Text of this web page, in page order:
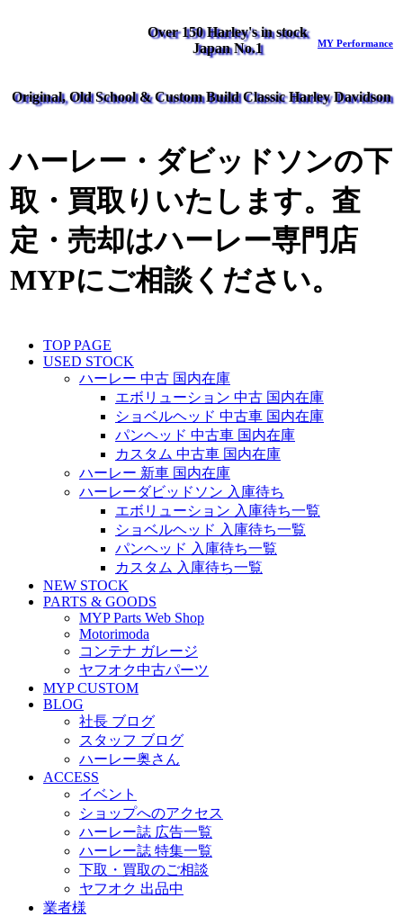
Over 150 Harley's in stock
Japan No.1
MY Performance
Original, Old School & Custom Build Classic Harley Davidson
ハーレー・ダビッドソンの下
取・買取りいたします。査
定・売却はハーレー専門店
MYPにご相談ください。
TOP PAGE
USED STOCK
ハーレー 中古 国内在庫
エボリューション 中古 国内在庫
ショベルヘッド 中古車 国内在庫
パンヘッド 中古車 国内在庫
カスタム 中古車 国内在庫
ハーレー 新車 国内在庫
ハーレーダビッドソン 入庫待ち
エボリューション 入庫待ち一覧
ショベルヘッド 入庫待ち一覧
パンヘッド 入庫待ち一覧
カスタム 入庫待ち一覧
NEW STOCK
PARTS & GOODS
MYP Parts Web Shop
Motorimoda
コンテナ ガレージ
ヤフオク中古パーツ
MYP CUSTOM
BLOG
社長 ブログ
スタッフ ブログ
ハーレー奥さん
ACCESS
イベント
ショップへのアクセス
ハーレー誌 広告一覧
ハーレー誌 特集一覧
下取・買取のご相談
ヤフオク 出品中
業者様